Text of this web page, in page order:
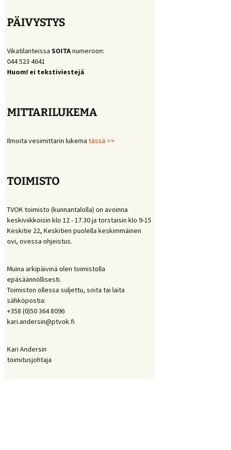
PÄIVYSTYS
Vikatilanteissa SOITAnumeroon:
044 523 4641
Huom! ei tekstiviestejä
MITTARILUKEMA
Ilmoita vesimittarin lukema tässä >>
TOIMISTO
TVOK toimisto (kunnantalolla) on avoinna
keskiviikkoisin klo 12 - 17.30 ja torstaisin klo 9-15
Keskitie 22, Keskitien puolella keskimmäinen
ovi, ovessa ohjeistus.
Muina arkipäivinä olen toimistolla
epäsäännöllisesti.
Toimiston ollessa suljettu, soita tai laita
sähköpostia:
+358 (0)50 364 8096
kari.andersin@ptvok.fi
Kari Andersin
toimitusjohtaja